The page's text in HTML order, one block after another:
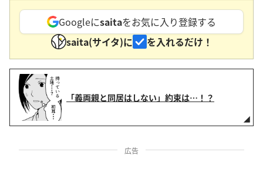
Googleにsaitaをお気に入り登録する
saita(サイタ)に
を入れるだけ！
「義両親と同居はしない」約束は…！？
広告